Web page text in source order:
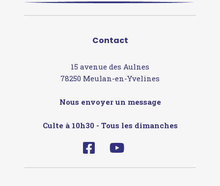
Contact
15 avenue des Aulnes
78250 Meulan-en-Yvelines
Nous envoyer un message
Culte à 10h30 - Tous les dimanches